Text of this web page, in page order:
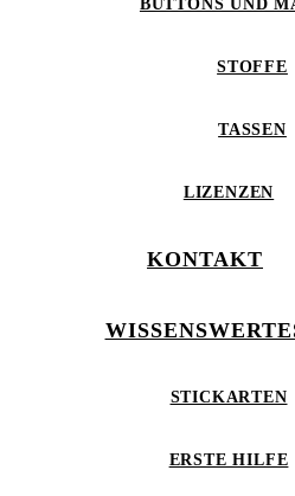
BUTTONS UND
STOFFE
TASSEN
LIZENZEN
KONTAKT
STICKARTEN
ERSTE HILFE